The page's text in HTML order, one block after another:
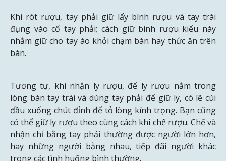
Khi rót rượu, tay phải giữ lấy bình rượu và tay trái
đụng vào cổ tay phải; cách giữ bình rượu kiểu này
nhằm giữ cho tay áo khỏi chạm bàn hay thức ăn trên
bàn.
Tương tự, khi nhận ly rượu, để ly rượu nằm trong
lòng bàn tay trái và dùng tay phải để giữ ly, có lẽ cúi
đầu xuống chút đỉnh để tỏ lòng kính trọng. Bạn cũng
có thể giữ ly rượu theo cùng cách khi chế rượu. Chế và
nhận chỉ bằng tay phải thường được người lớn hơn,
hay những người bằng nhau, tiếp đãi người khác
trong các tình huống bình thường.